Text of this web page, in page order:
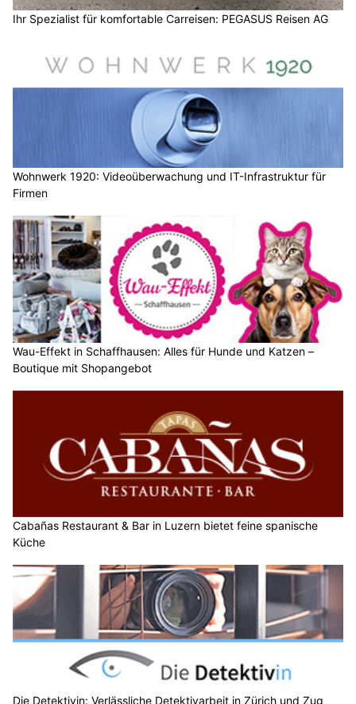
Ihr Spezialist für komfortable Carreisen: PEGASUS Reisen AG
Wohnwerk 1920: Videoüberwachung und IT-Infrastruktur für
Firmen
Wau-Effekt in Schaffhausen: Alles für Hunde und Katzen –
Boutique mit Shopangebot
Cabañas Restaurant & Bar in Luzern bietet feine spanische
Küche
Die Detektivin: Verlässliche Detektivarbeit in Zürich und Zug